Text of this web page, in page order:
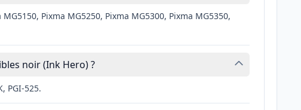
Pixma MG5250, Pixma MG5300, Pixma MG5350,
noir (Ink Hero) ?
PGI-525.